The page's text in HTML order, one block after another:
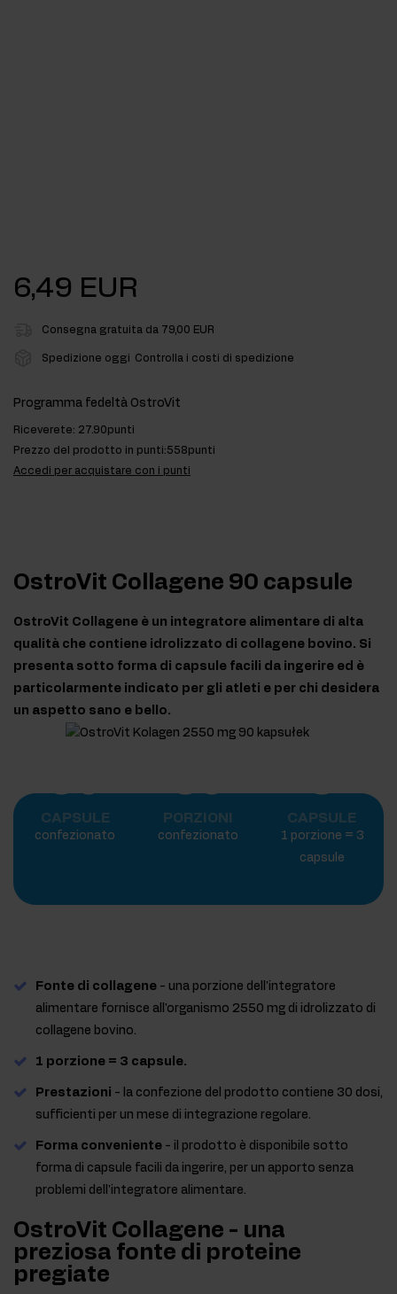
6,49 EUR
Consegna gratuita da 79,00 EUR
Spedizione oggi Controlla i costi di spedizione
Programma fedeltà OstroVit
Riceverete: 27.90punti
Prezzo del prodotto in punti:558punti
Accedi per acquistare con i punti
OstroVit Collagene 90 capsule
OstroVit Collagene è un integratore alimentare di alta
qualità che contiene idrolizzato di collagene bovino. Si
presenta sotto forma di capsule facili da ingerire ed è
particolarmente indicato per gli atleti e per chi desidera
un aspetto sano e bello.
90
CAPSULE
confezionato
30
PORZIONI
confezionato
3
CAPSULE
1 porzione = 3
capsule
Fonte di collagene - una porzione dell'integratore
alimentare fornisce all'organismo 2550 mg di idrolizzato di
collagene bovino.
1 porzione = 3 capsule.
Prestazioni - la confezione del prodotto contiene 30 dosi,
sufficienti per un mese di integrazione regolare.
Forma conveniente - il prodotto è disponibile sotto
forma di capsule facili da ingerire, per un apporto senza
problemi dell'integratore alimentare.
OstroVit Collagene - una
preziosa fonte di proteine
pregiate